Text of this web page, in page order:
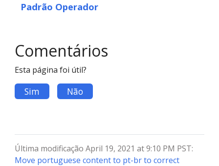
Padrão Operador
Comentários
Esta página foi útil?
Sim Não
Última modificação April 19, 2021 at 9:10 PM PST:
Move portuguese content to pt-br to correct